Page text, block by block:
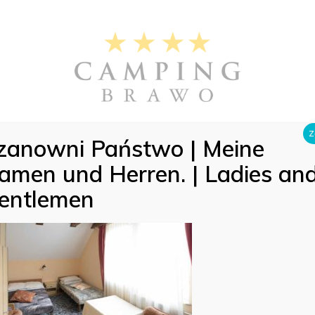
Galeria Cennik 2026 Opinie Kontakt
Państwo | Meine
und Herren. | Ladies